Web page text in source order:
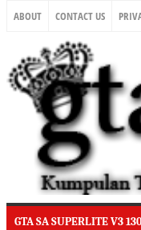
ABOUT CONTACT US
GTA SA SUPERLITE V3